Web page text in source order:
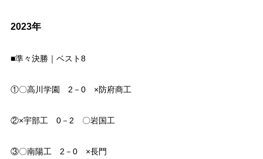
2023年
■準々決勝｜ベスト8
①〇高川学園 2－0 ×防府商工
②×宇部工 0－2 〇岩国工
③〇南陽工 2－0 ×長門